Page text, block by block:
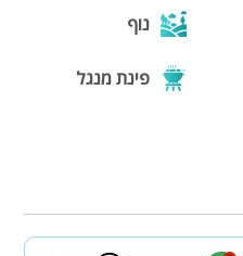
נוף
פינת מנגל